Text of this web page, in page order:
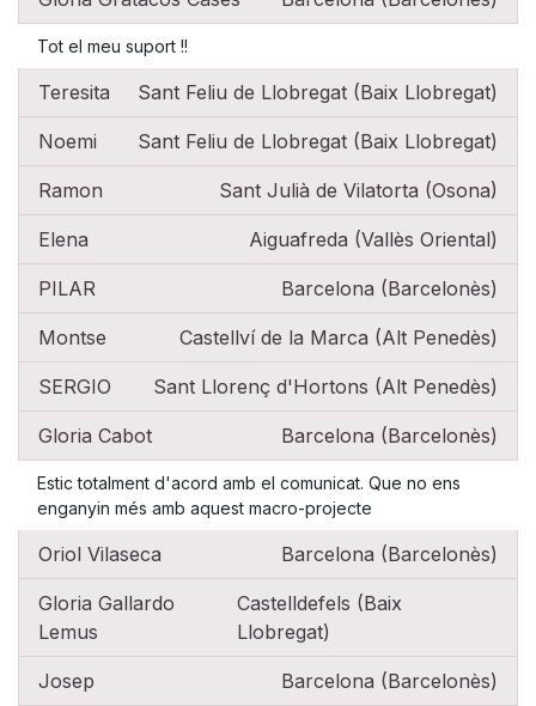
Tot el meu suport !!
Teresita Sant Feliu de Llobregat (Baix Llobregat)
Noemi Sant Feliu de Llobregat (Baix Llobregat)
Ramon Sant Julià de Vilatorta (Osona)
Elena Aiguafreda (Vallès Oriental)
PILAR Barcelona (Barcelonès)
Montse Castellví de la Marca (Alt Penedès)
SERGIO Sant Llorenç d'Hortons (Alt Penedès)
Gloria Cabot Barcelona (Barcelonès)
Estic totalment d'acord amb el comunicat. Que no ens
enganyin més amb aquest macro-projecte
Oriol Vilaseca Barcelona (Barcelonès)
Gloria Gallardo
Lemus
Castelldefels (Baix
Llobregat)
Josep Barcelona (Barcelonès)